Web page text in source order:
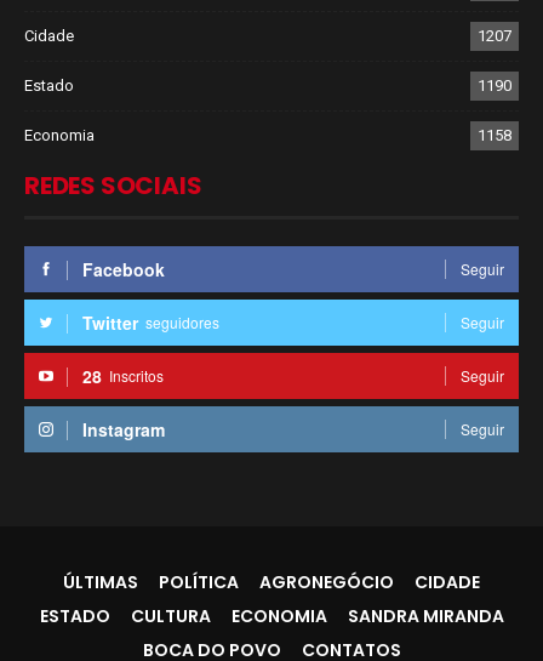
Cidade 1207
Estado 1190
Economia 1158
REDES SOCIAIS
Facebook Seguir
Twitter seguidores Seguir
28 Inscritos Seguir
Instagram Seguir
ÚLTIMAS POLÍTICA AGRONEGÓCIO
CIDADE
ESTADO
CULTURA ECONOMIA
SANDRA MIRANDA
BOCA DO POVO
CONTATOS